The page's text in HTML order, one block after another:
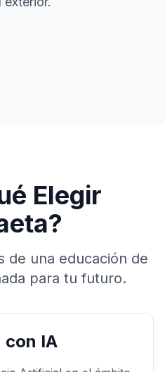
Elegir
de una educación de
para tu futuro.
con IA